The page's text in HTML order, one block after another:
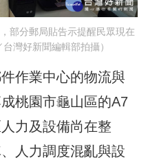
部分郵局貼告示提醒民眾現在
灣好新聞編輯部拍攝）
作業中心的物流與
桃園市龜山區的A7
力及設備尚在整
人力調度混亂與設